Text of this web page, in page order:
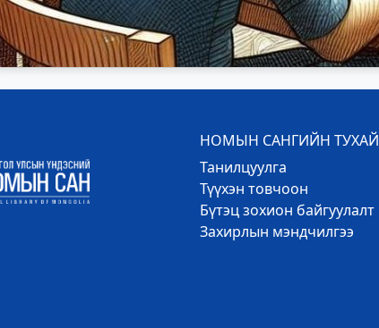
НОМЫН САНГИЙН ТУХАЙ
Танилцуулга
Түүхэн товчоон
Бүтэц зохион байгуулалт
Захирлын мэндчилгээ